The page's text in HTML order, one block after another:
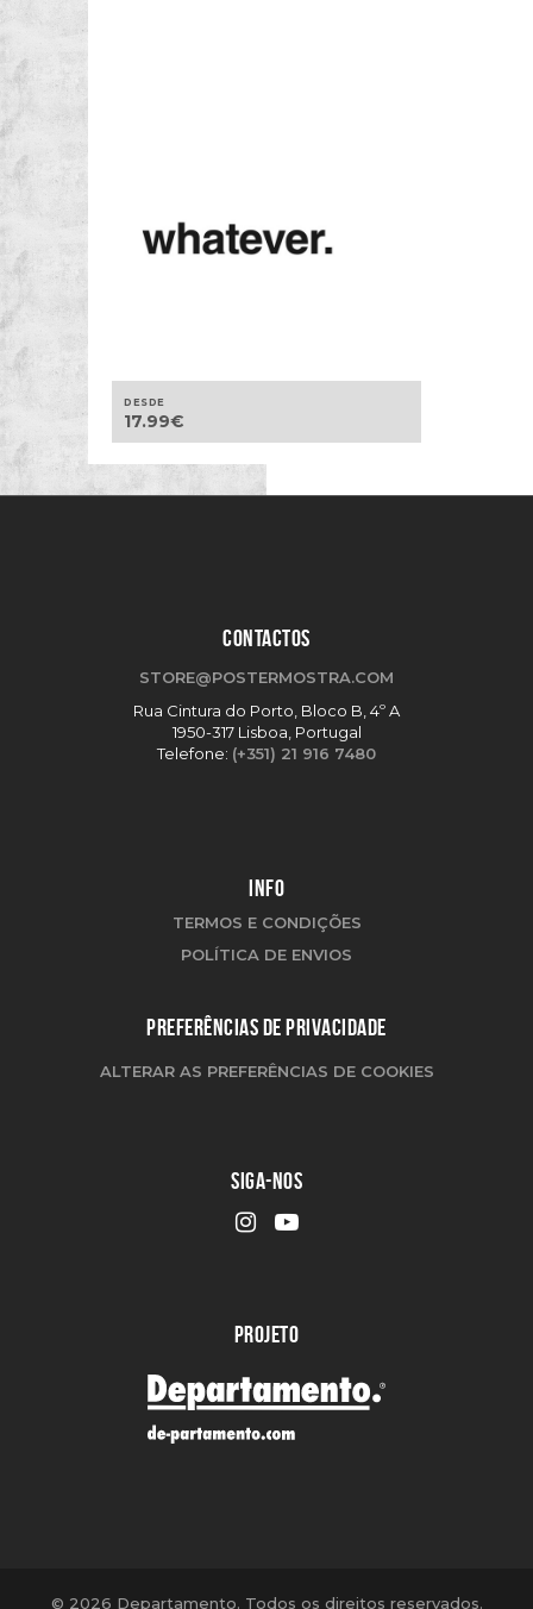
DESDE
17.99€
CONTACTOS
STORE@POSTERMOSTRA.COM
Rua Cintura do Porto, Bloco B, 4º A
1950-317 Lisboa, Portugal
Telefone: (+351) 21 916 7480
INFO
TERMOS E CONDIÇÕES
POLÍTICA DE ENVIOS
PREFERÊNCIAS DE PRIVACIDADE
ALTERAR AS PREFERÊNCIAS DE COOKIES
SIGA-NOS
PROJETO
© 2026 Departamento. Todos os direitos reservados.